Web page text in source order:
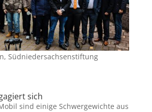
Südniedersachsenstiftung
sich
sind einige Schwergewichte aus